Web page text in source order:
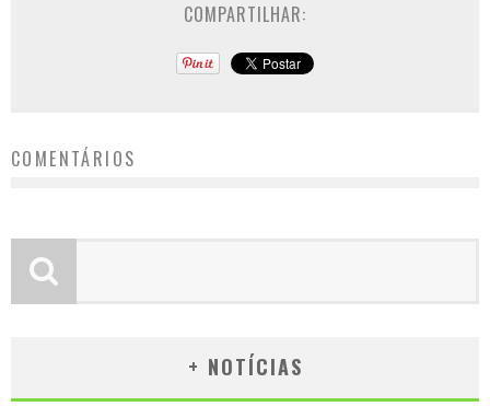
COMPARTILHAR:
COMENTÁRIOS
+ NOTÍCIAS